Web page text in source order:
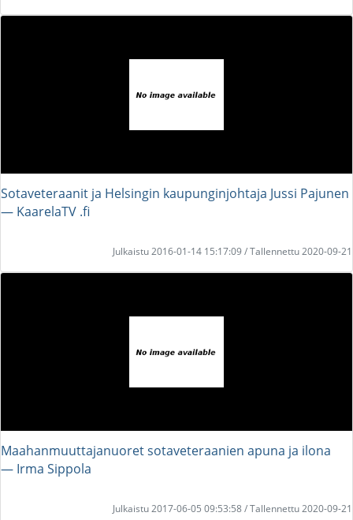
Sotaveteraanit ja Helsingin kaupunginjohtaja Jussi Pajunen
― KaarelaTV .fi
Julkaistu 2016-01-14 15:17:09 / Tallennettu 2020-09-21
Maahanmuuttajanuoret sotaveteraanien apuna ja ilona
― Irma Sippola
Julkaistu 2017-06-05 09:53:58 / Tallennettu 2020-09-21